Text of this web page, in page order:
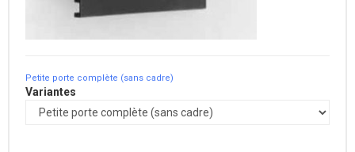
Petite porte complète (sans cadre)
Variantes